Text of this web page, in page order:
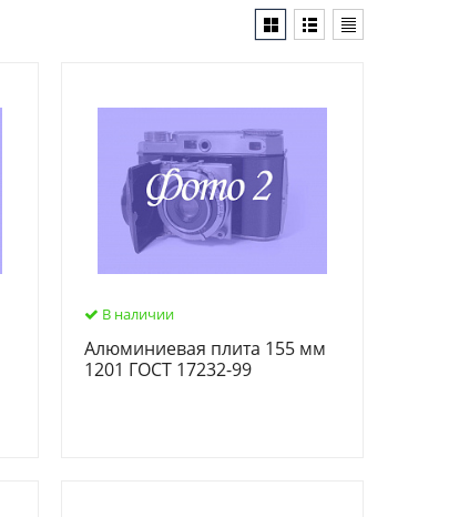
В наличии
Алюминиевая плита 155 мм
1201 ГОСТ 17232-99